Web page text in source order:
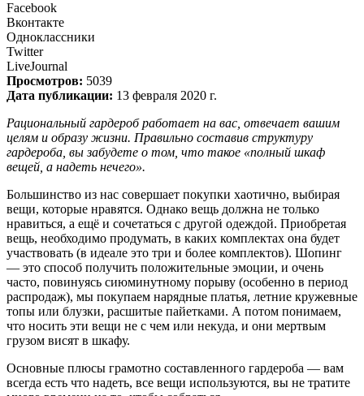
Facebook
Вконтакте
Одноклассники
Twitter
LiveJournal
Просмотров: 5039
Дата публикации: 13 февраля 2020 г.
Рациональный гардероб работает на вас, отвечает вашим
целям и образу жизни. Правильно составив структуру
гардероба, вы забудете о том, что такое «полный шкаф
вещей, а надеть нечего».
Большинство из нас совершает покупки хаотично, выбирая
вещи, которые нравятся. Однако вещь должна не только
нравиться, а ещё и сочетаться с другой одеждой. Приобретая
вещь, необходимо продумать, в каких комплектах она будет
участвовать (в идеале это три и более комплектов). Шопинг
— это способ получить положительные эмоции, и очень
часто, повинуясь сиюминутному порыву (особенно в период
распродаж), мы покупаем нарядные платья, летние кружевные
топы или блузки, расшитые пайетками. А потом понимаем,
что носить эти вещи не с чем или некуда, и они мертвым
грузом висят в шкафу.
Основные плюсы грамотно составленного гардероба — вам
всегда есть что надеть, все вещи используются, вы не тратите